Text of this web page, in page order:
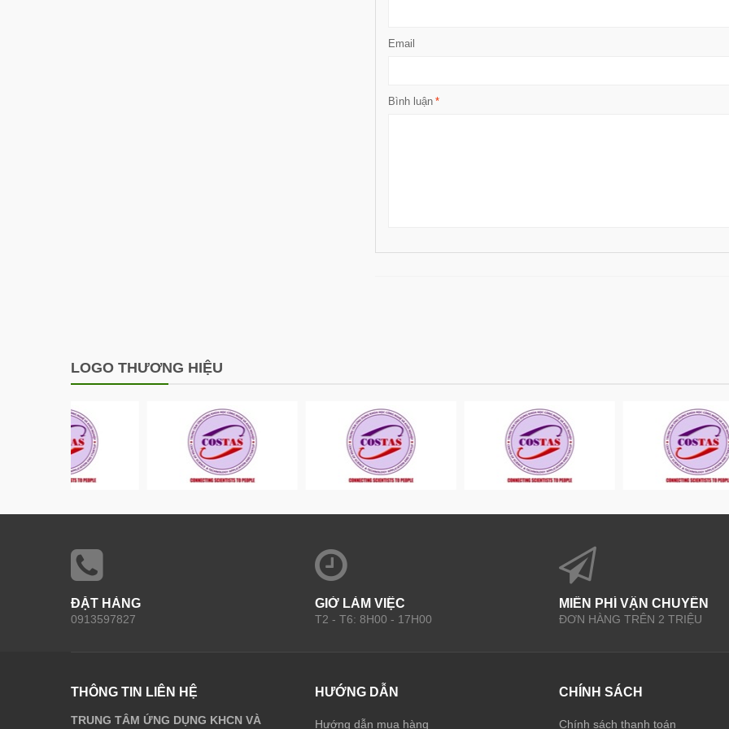
Email
*
Bình luận
LOGO THƯƠNG HIỆU
ĐẶT HÀNG
0913597827
GIỜ LÀM VIỆC
T2 - T6: 8H00 - 17H00
MIỄN PHÍ VẬN CHUYỂN
ĐƠN HÀNG TRÊN 2 TRIỆU
THÔNG TIN LIÊN HỆ
TRUNG TÂM ỨNG DỤNG KHCN VÀ
HƯỚNG DẪN
Hướng dẫn mua hàng
CHÍNH SÁCH
Chính sách thanh toán